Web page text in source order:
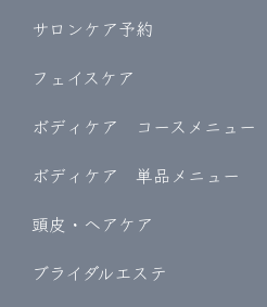
サロンケア予約
フェイスケア
ボディケア コースメニュー
ボディケア 単品メニュー
頭皮・ヘアケア
ブライダルエステ